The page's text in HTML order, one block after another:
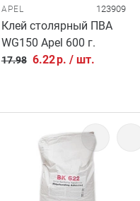
APEL 123909
Клей столярный ПВА
WG150 Apel 600 г.
17.98 6.22р. / шт.